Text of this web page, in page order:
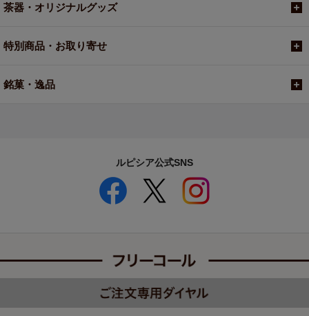
茶器・オリジナルグッズ
特別商品・お取り寄せ
銘菓・逸品
ルピシア公式SNS